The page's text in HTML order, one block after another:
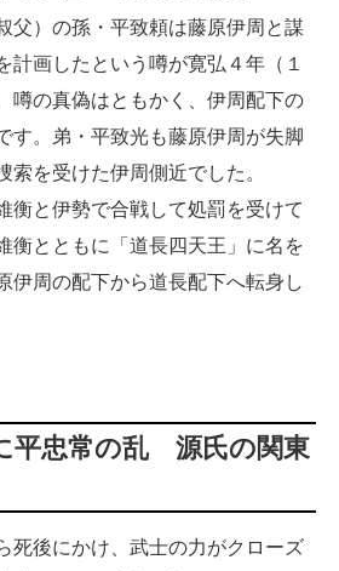
父）の孫・平致頼は藤原伊周と謀
計画したという噂が寛弘４年（１
噂の真偽はともかく、伊周配下の
す。弟・平致光も藤原伊周が失脚
索を受けた伊周側近でした。
衡と伊勢で合戦して処罰を受けて
衡とともに「道長四天王」に名を
伊周の配下から道長配下へ転身し
平忠常の乱 源氏の関東
死後にかけ、武士の力がクローズ